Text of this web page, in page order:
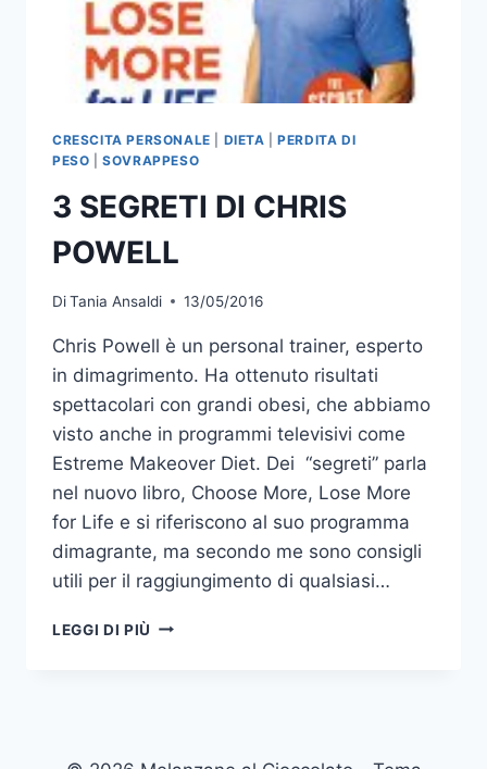
CRESCITA PERSONALE DIETA |PERDITA DI
PESO |SOVRAPPESO
3 SEGRETI DI CHRIS
POWELL
DiTania Ansaldi 13/05/2016
Chris Powell è un personal trainer, esperto
in dimagrimento. Ha ottenuto risultati
spettacolari con grandi obesi, che abbiamo
visto anche in programmi televisivi come
Estreme Makeover Diet. Dei “segreti” parla
nel nuovo libro, Choose More, Lose More
for Life e si riferiscono al suo programma
dimagrante, ma secondo me sono consigli
utili per il raggiungimento di qualsiasi…
LEGGI DI PIÙ 3